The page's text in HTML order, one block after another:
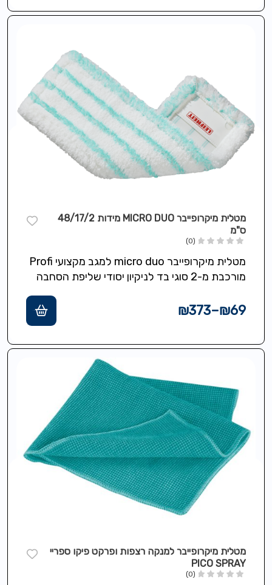
מטלית מיקרופייבר MICRO DUO מידות 48/17/2
ס"מ
(0)
מטלית מיקרופייבר micro duo למגב מקצועי Profi
מורכבת מ-2 סוגי בד לניקיון יסודי שליפת הסחבה
₪69
–
₪373
מטלית מיקרופייבר למנקה רצפות ופרקט פיקו ספריי
PICO SPRAY
(0)